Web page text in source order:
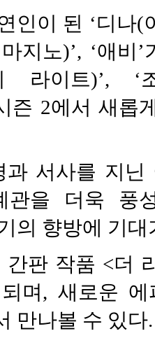
인이 된 ‘디나
지노)’, ‘애
라이트)’,
즌 2에서 새롭
과 서사를 지
관을 더욱 풍
의 향방에 기대
간판 작품 <더
며, 새로운
만나볼 수 있다.